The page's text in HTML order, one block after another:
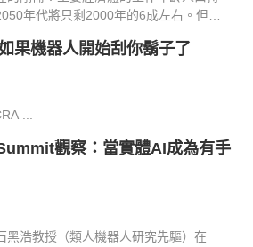
年代將只剩2000年的6成左右。但
果機器人開始刮你鬍子了
...
觀察：當實體AI成為有手
黑浩教授（類人機器人研究先驅）在